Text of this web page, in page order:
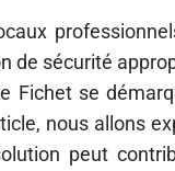
de sécurité
Fichet se
nous allons
peut